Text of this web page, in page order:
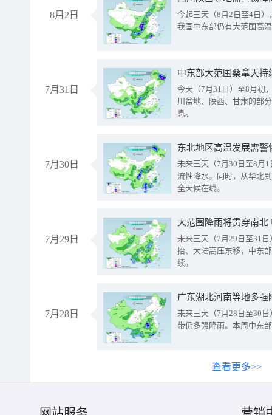
8月2日
今起三天（8月2日至4日
我国中东部仍有大范围高
7月31日
中东部大范围桑拿天
今天（7月31日）至8月初
川盆地、陕西、甘肃的部
息。
7月30日
东北地区高温发展需
未来三天（7月30日至8月
流性降水。同时，从华北
全天候在线。
7月29日
大范围降雨将贯穿南
未来三天（7月29日至31
抬、大陆高压东移，中东
续。
7月28日
广东湖北河南等地多
未来三天（7月28日至30
带仍多强降雨。本周中东
查看更多>>